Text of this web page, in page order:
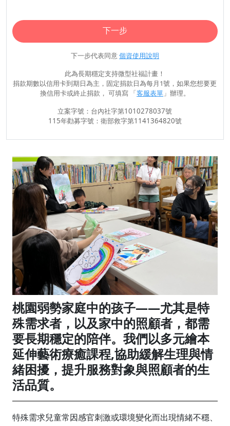
下一步
下一步代表同意個資使用說明
此為長期穩定支持微型社福計畫！
捐款期數以信用卡到期日為主，固定捐款日為每月1號，如果您想要更
換信用卡或終止捐款， 可填寫 「客服表單」辦理。
立案字號：台內社字第1010278037號
115年勸募字號：衛部救字第1141364820號
桃園弱勢家庭中的孩子——尤其是特
殊需求者，以及家中的照顧者，都需
要長期穩定的陪伴。我們以多元繪本
延伸藝術療癒課程,協助緩解生理與情
緒困擾，提升服務對象與照顧者的生
活品質。
特殊需求兒童常因感官刺激或環境變化而出現情緒不穩、